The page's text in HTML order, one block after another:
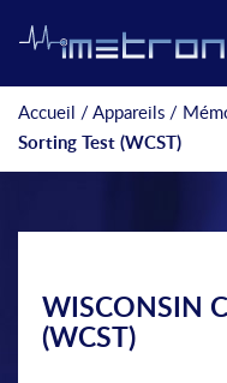
Accueil /Appareils /
Sorting Test (WCST)
WISCONSIN
(WCST)